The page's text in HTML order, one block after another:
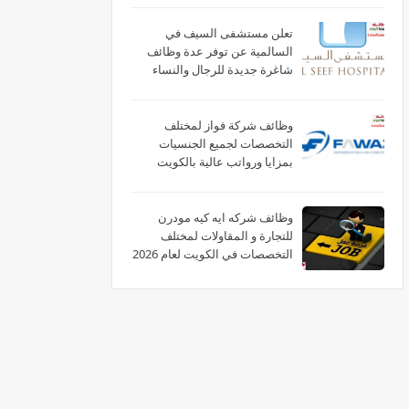
تعلن مستشفى السيف في
السالمية عن توفر عدة وظائف
شاغرة جديدة للرجال والنساء
وظائف شركة فواز لمختلف
التخصصات لجميع الجنسيات
بمزايا ورواتب عالية بالكويت
وظائف شركه ايه كيه مودرن
للتجارة و المقاولات لمختلف
التخصصات في الكويت لعام 2026